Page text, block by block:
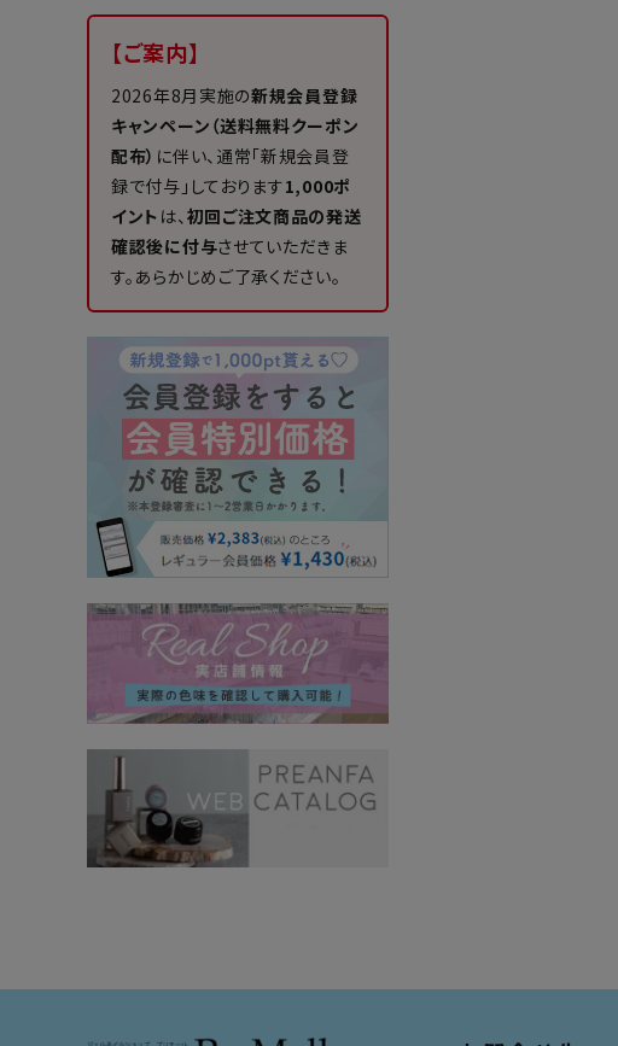
【ご案内】
2026年8月実施の新規会員登録
キャンペーン（送料無料クーポン
配布） に伴い、通常「新規会員登
録で付与」しております1,000ポ
イント は、初回ご注文商品の発送
確認後に付与させていただきま
す。あらかじめご了承ください。